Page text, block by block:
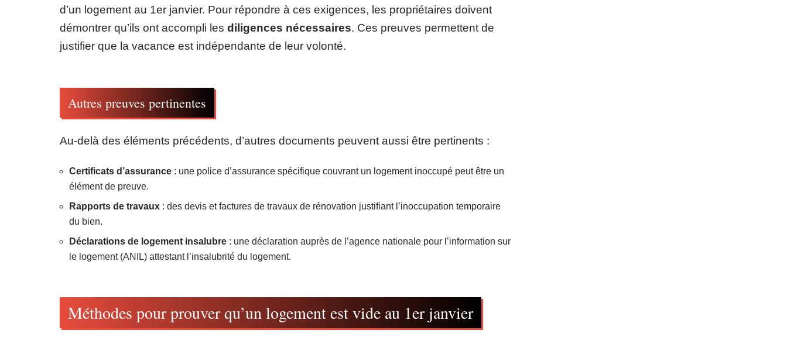
d’un logement au 1er janvier. Pour répondre à ces exigences, les propriétaires doivent
démontrer qu’ils ont accompli les diligences nécessaires. Ces preuves permettent de
justifier que la vacance est indépendante de leur volonté.
Autres preuves pertinentes
Au-delà des éléments précédents, d’autres documents peuvent aussi être pertinents :
Certificats d’assurance : une police d’assurance spécifique couvrant un logement inoccupé peut être un
élément de preuve.
Rapports de travaux : des devis et factures de travaux de rénovation justifiant l’inoccupation temporaire
du bien.
Déclarations de logement insalubre : une déclaration auprès de l’agence nationale pour l’information sur
le logement (ANIL) attestant l’insalubrité du logement.
Méthodes pour prouver qu’un logement est vide au 1er janvier